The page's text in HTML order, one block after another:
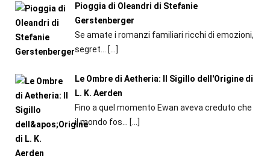
Pioggia di Oleandri di Stefanie
Gerstenberger
Se amate i romanzi familiari ricchi di emozioni,
segret...
[…]
Le Ombre di Aetheria: Il Sigillo dell'Origine di
L. K. Aerden
Fino a quel momento Ewan aveva creduto che
il mondo fos...
[…]